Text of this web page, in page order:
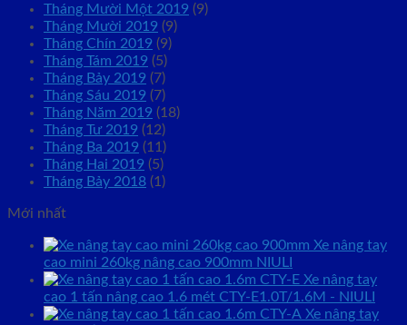
Tháng Mười Một 2019 (9)
Tháng Mười 2019 (9)
Tháng Chín 2019 (9)
Tháng Tám 2019 (5)
Tháng Bảy 2019 (7)
Tháng Sáu 2019 (7)
Tháng Năm 2019 (18)
Tháng Tư 2019 (12)
Tháng Ba 2019 (11)
Tháng Hai 2019 (5)
Tháng Bảy 2018 (1)
Mới nhất
Xe nâng tay
cao mini 260kg nâng cao 900mm NIULI
Xe nâng tay
cao 1 tấn nâng cao 1.6 mét CTY-E1.0T/1.6M - NIULI
Xe nâng tay